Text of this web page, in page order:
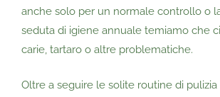
anche solo per un normale controllo o
seduta di igiene annuale temiamo che
carie, tartaro o altre problematiche.
Oltre a seguire le solite routine di